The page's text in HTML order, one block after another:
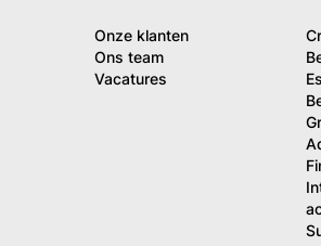
Onze klanten
Ons team
Vacatures